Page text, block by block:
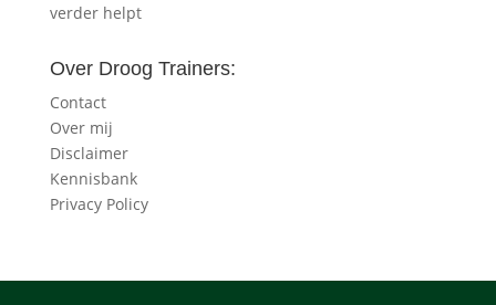
verder helpt
Over Droog Trainers:
Contact
Over mij
Disclaimer
Kennisbank
Privacy Policy